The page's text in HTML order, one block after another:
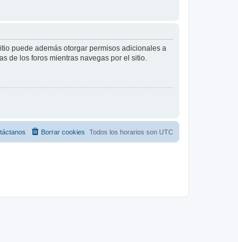
puede además otorgar permisos adicionales a
de los foros mientras navegas por el sitio.
Todos los horarios son UTC
Borrar cookies